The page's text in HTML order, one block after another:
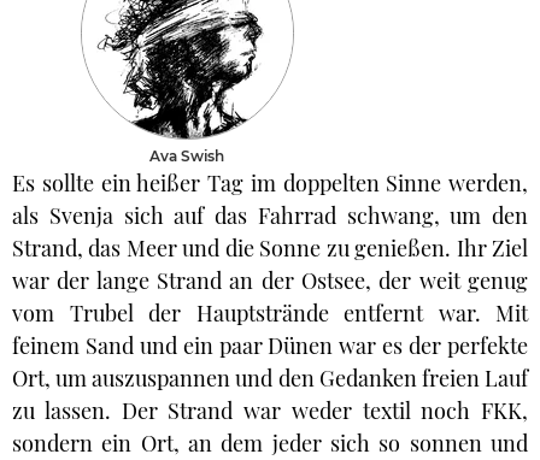
Ava Swish
Es sollte ein heißer Tag im doppelten Sinne werden,
als Svenja sich auf das Fahrrad schwang, um den
Strand, das Meer und die Sonne zu genießen. Ihr Ziel
war der lange Strand an der Ostsee, der weit genug
vom Trubel der Hauptstrände entfernt war. Mit
feinem Sand und ein paar Dünen war es der perfekte
Ort, um auszuspannen und den Gedanken freien Lauf
zu lassen. Der Strand war weder textil noch FKK,
sondern ein Ort, an dem jeder sich so sonnen und